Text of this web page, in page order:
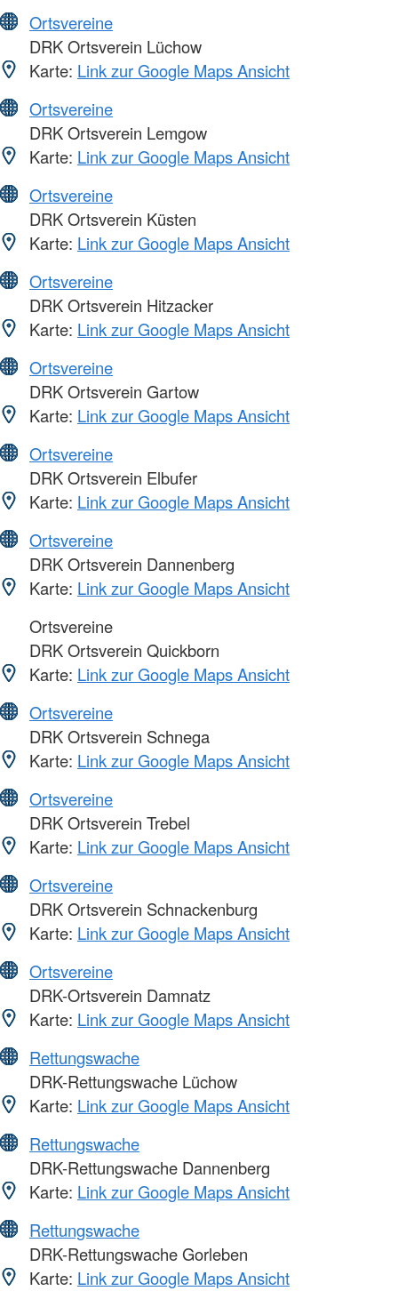
Ortsvereine
DRK Ortsverein Lüchow
Karte: Link zur Google Maps Ansicht
Ortsvereine
DRK Ortsverein Lemgow
Karte: Link zur Google Maps Ansicht
Ortsvereine
DRK Ortsverein Küsten
Karte: Link zur Google Maps Ansicht
Ortsvereine
DRK Ortsverein Hitzacker
Karte: Link zur Google Maps Ansicht
Ortsvereine
DRK Ortsverein Gartow
Karte: Link zur Google Maps Ansicht
Ortsvereine
DRK Ortsverein Elbufer
Karte: Link zur Google Maps Ansicht
Ortsvereine
DRK Ortsverein Dannenberg
Karte: Link zur Google Maps Ansicht
Ortsvereine
DRK Ortsverein Quickborn
Karte: Link zur Google Maps Ansicht
Ortsvereine
DRK Ortsverein Schnega
Karte: Link zur Google Maps Ansicht
Ortsvereine
DRK Ortsverein Trebel
Karte: Link zur Google Maps Ansicht
Ortsvereine
DRK Ortsverein Schnackenburg
Karte: Link zur Google Maps Ansicht
Ortsvereine
DRK-Ortsverein Damnatz
Karte: Link zur Google Maps Ansicht
Rettungswache
DRK-Rettungswache Lüchow
Karte: Link zur Google Maps Ansicht
Rettungswache
DRK-Rettungswache Dannenberg
Karte: Link zur Google Maps Ansicht
Rettungswache
DRK-Rettungswache Gorleben
Karte: Link zur Google Maps Ansicht